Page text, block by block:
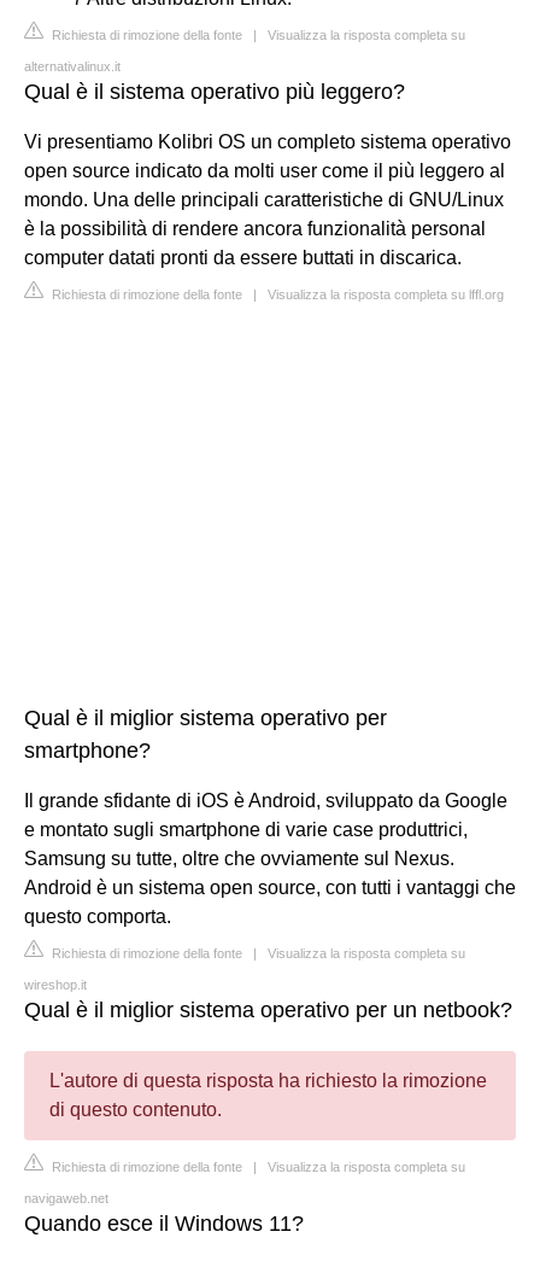
Richiesta di rimozione della fonte | Visualizza la risposta completa su
alternativalinux.it
Qual è il sistema operativo più leggero?
Vi presentiamo Kolibri OS un completo sistema operativo
open source indicato da molti user come il più leggero al
mondo. Una delle principali caratteristiche di GNU/Linux
è la possibilità di rendere ancora funzionalità personal
computer datati pronti da essere buttati in discarica.
Richiesta di rimozione della fonte | Visualizza la risposta completa su lffl.org
Qual è il miglior sistema operativo per
smartphone?
Il grande sfidante di iOS è Android, sviluppato da Google
e montato sugli smartphone di varie case produttrici,
Samsung su tutte, oltre che ovviamente sul Nexus.
Android è un sistema open source, con tutti i vantaggi che
questo comporta.
Richiesta di rimozione della fonte | Visualizza la risposta completa su
wireshop.it
Qual è il miglior sistema operativo per un netbook?
L'autore di questa risposta ha richiesto la rimozione
di questo contenuto.
Richiesta di rimozione della fonte | Visualizza la risposta completa su
navigaweb.net
Quando esce il Windows 11?